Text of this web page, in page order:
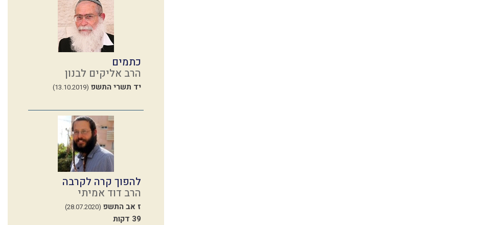
כתמים
הרב אליקים לבנון
יד תשרי התשפ (13.10.2019)
להפוך קרה לקרבה
הרב דוד אמיתי
ז אב התשפ (28.07.2020)
39 דקות